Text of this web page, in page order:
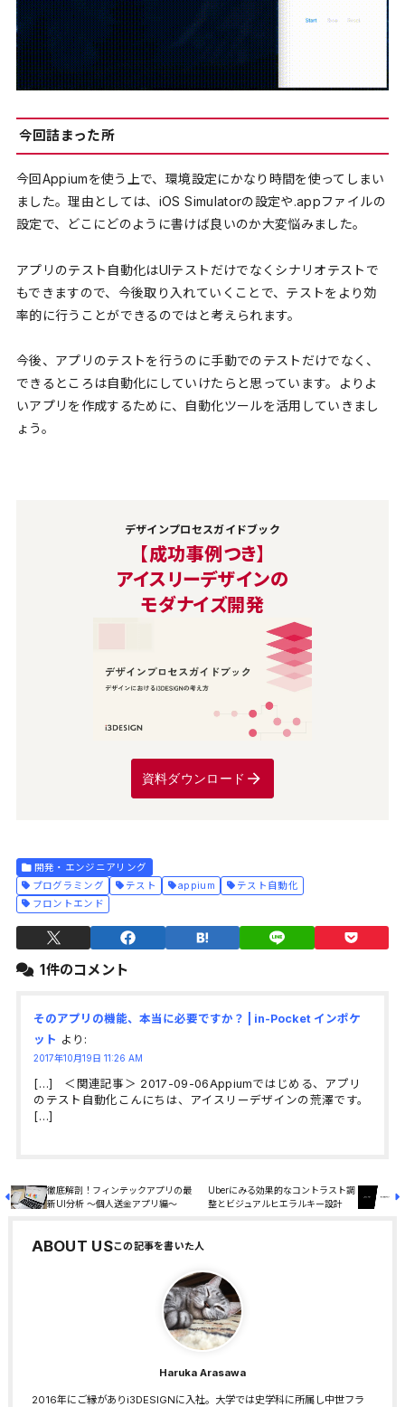
今回詰まった所
今回Appiumを使う上で、環境設定にかなり時間を使ってしまい
ました。理由としては、iOS Simulatorの設定や.appファイルの
設定で、どこにどのように書けば良いのか大変悩みました。
アプリのテスト自動化はUIテストだけでなくシナリオテストで
もできますので、今後取り入れていくことで、テストをより効
率的に行うことができるのではと考えられます。
今後、アプリのテストを行うのに手動でのテストだけでなく、
できるところは自動化にしていけたらと思っています。よりよ
いアプリを作成するために、自動化ツールを活用していきまし
ょう。
デザインプロセスガイドブック
【成功事例つき】
アイスリーデザインの
モダナイズ開発
資料ダウンロード
開発・エンジニアリング
プログラミング
テスト appium
テスト自動化
フロントエンド
1件のコメント
そのアプリの機能、本当に必要ですか？ | in-Pocket インポケ
ット より:
2017年10月19日 11:26 AM
[…] ＜関連記事＞ 2017-09-06Appiumではじめる、アプリ
のテスト自動化こんにちは、アイスリーデザインの荒澤です。
[…]
徹底解剖！フィンテックアプリの最
新UI分析 ～個人送金アプリ編～
Uberにみる効果的なコントラスト調
整とビジュアルヒエラルキー設計
ABOUT US
Haruka Arasawa
2016年にご縁がありi3DESIGNに入社。大学では史学科に所属し中世フラ